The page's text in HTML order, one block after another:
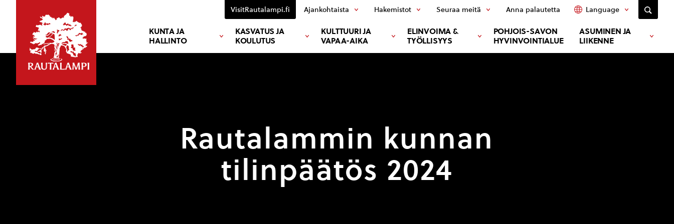
KUNTA JA
HALLINTO
KASVATUS JA
KOULUTUS
KULTTUURI JA
VAPAA-AIKA
ELINVOIMA &
TYÖLLISYYS
POHJOIS-SAVON
HYVINVOINTIALUE
ASUMINEN JA
LIIKENNE
VisitRautalampi.fi Ajankohtaista Hakemistot Seuraa meitä Anna palautetta Language
Rautalammin kunnan
tilinpäätös 2024